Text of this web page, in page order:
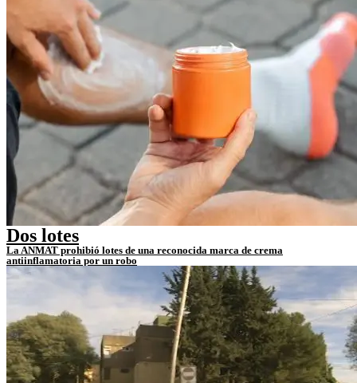
Dos lotes
La ANMAT prohibió lotes de una reconocida marca de crema
antiinflamatoria por un robo